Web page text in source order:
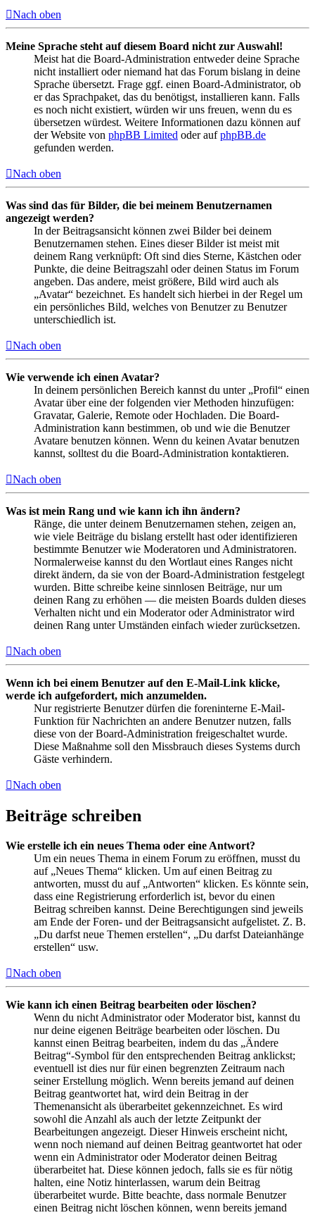
Nach oben
Meine Sprache steht auf diesem Board nicht zur Auswahl!
Meist hat die Board-Administration entweder deine Sprache
nicht installiert oder niemand hat das Forum bislang in deine
Sprache übersetzt. Frage ggf. einen Board-Administrator, ob
er das Sprachpaket, das du benötigst, installieren kann. Falls
es noch nicht existiert, würden wir uns freuen, wenn du es
übersetzen würdest. Weitere Informationen dazu können auf
der Website von phpBB Limited oder aufphpBB.de
gefunden werden.
Nach oben
Was sind das für Bilder, die bei meinem Benutzernamen
angezeigt werden?
In der Beitragsansicht können zwei Bilder bei deinem
Benutzernamen stehen. Eines dieser Bilder ist meist mit
deinem Rang verknüpft: Oft sind dies Sterne, Kästchen oder
Punkte, die deine Beitragszahl oder deinen Status im Forum
angeben. Das andere, meist größere, Bild wird auch als
„Avatar“ bezeichnet. Es handelt sich hierbei in der Regel um
ein persönliches Bild, welches von Benutzer zu Benutzer
unterschiedlich ist.
Nach oben
Wie verwende ich einen Avatar?
In deinem persönlichen Bereich kannst du unter „Profil“ einen
Avatar über eine der folgenden vier Methoden hinzufügen:
Gravatar, Galerie, Remote oder Hochladen. Die Board-
Administration kann bestimmen, ob und wie die Benutzer
Avatare benutzen können. Wenn du keinen Avatar benutzen
kannst, solltest du die Board-Administration kontaktieren.
Nach oben
Was ist mein Rang und wie kann ich ihn ändern?
Ränge, die unter deinem Benutzernamen stehen, zeigen an,
wie viele Beiträge du bislang erstellt hast oder identifizieren
bestimmte Benutzer wie Moderatoren und Administratoren.
Normalerweise kannst du den Wortlaut eines Ranges nicht
direkt ändern, da sie von der Board-Administration festgelegt
wurden. Bitte schreibe keine sinnlosen Beiträge, nur um
deinen Rang zu erhöhen — die meisten Boards dulden dieses
Verhalten nicht und ein Moderator oder Administrator wird
deinen Rang unter Umständen einfach wieder zurücksetzen.
Nach oben
Wenn ich bei einem Benutzer auf den E-Mail-Link klicke,
werde ich aufgefordert, mich anzumelden.
Nur registrierte Benutzer dürfen die foreninterne E-Mail-
Funktion für Nachrichten an andere Benutzer nutzen, falls
diese von der Board-Administration freigeschaltet wurde.
Diese Maßnahme soll den Missbrauch dieses Systems durch
Gäste verhindern.
Nach oben
Beiträge schreiben
Wie erstelle ich ein neues Thema oder eine Antwort?
Um ein neues Thema in einem Forum zu eröffnen, musst du
auf „Neues Thema“ klicken. Um auf einen Beitrag zu
antworten, musst du auf „Antworten“ klicken. Es könnte sein,
dass eine Registrierung erforderlich ist, bevor du einen
Beitrag schreiben kannst. Deine Berechtigungen sind jeweils
am Ende der Foren- und der Beitragsansicht aufgelistet. Z. B.
„Du darfst neue Themen erstellen“, „Du darfst Dateianhänge
erstellen“ usw.
Nach oben
Wie kann ich einen Beitrag bearbeiten oder löschen?
Wenn du nicht Administrator oder Moderator bist, kannst du
nur deine eigenen Beiträge bearbeiten oder löschen. Du
kannst einen Beitrag bearbeiten, indem du das „Ändere
Beitrag“-Symbol für den entsprechenden Beitrag anklickst;
eventuell ist dies nur für einen begrenzten Zeitraum nach
seiner Erstellung möglich. Wenn bereits jemand auf deinen
Beitrag geantwortet hat, wird dein Beitrag in der
Themenansicht als überarbeitet gekennzeichnet. Es wird
sowohl die Anzahl als auch der letzte Zeitpunkt der
Bearbeitungen angezeigt. Dieser Hinweis erscheint nicht,
wenn noch niemand auf deinen Beitrag geantwortet hat oder
wenn ein Administrator oder Moderator deinen Beitrag
überarbeitet hat. Diese können jedoch, falls sie es für nötig
halten, eine Notiz hinterlassen, warum dein Beitrag
überarbeitet wurde. Bitte beachte, dass normale Benutzer
einen Beitrag nicht löschen können, wenn bereits jemand